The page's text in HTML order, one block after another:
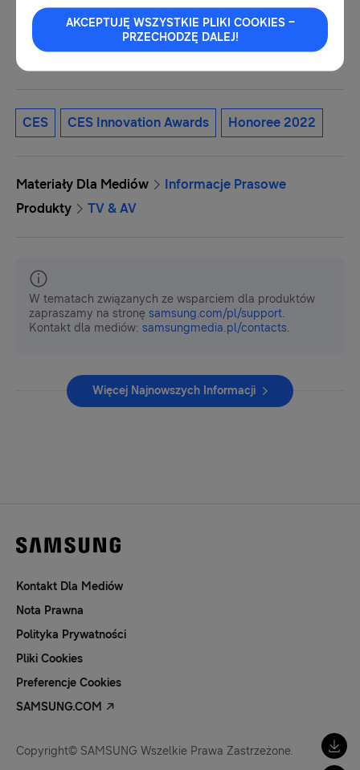
zdobyły nagrody CES Innovation Awards,
umacniając pozycję firmy jako światowego
lidera na rynku monitorów do gier.
CES CES Innovation Awards Honoree 2022
Materiały Dla Mediów
Informacje Prasowe
Produkty
TV & AV
W tematach związanych ze wsparciem dla produktów
zapraszamy na stronę samsung.com/pl/support.
Kontakt dla mediów: samsungmedia.pl/contacts.
Więcej Najnowszych Informacji
Kontakt Dla Mediów
Nota Prawna
Polityka Prywatności
Pliki Cookies
Preferencje Cookies
SAMSUNG.COM
Copyright© SAMSUNG Wszelkie Prawa Zastrzeżone.
AKCEPTUJĘ WSZYSTKIE PLIKI COOKIES –
PRZECHODZĘ DALEJ!